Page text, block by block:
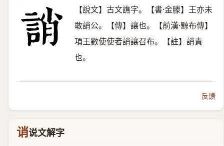
【說文】古文譙字。【書·金滕】王亦未
敢誚公。【傳】讓也。【前漢·黥布傳】
項王數使使者誚讓召布。【註】誚責
也。
反馈
诮说文解字